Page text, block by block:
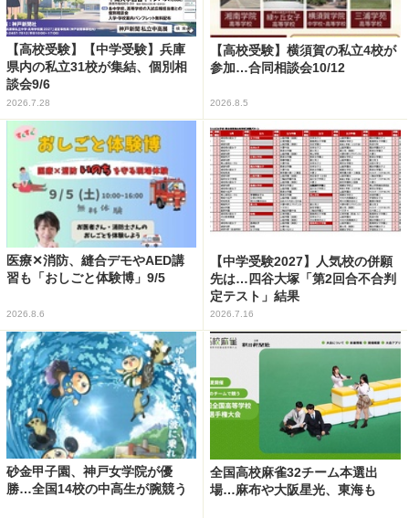
【高校受験】【中学受験】兵庫
県内の私立31校が集結、個別相
談会9/6
2026.7.28
【高校受験】横須賀の私立4校が
参加…合同相談会10/12
2026.8.5
医療✕消防、縫合デモやAED講
習も「おしごと体験博」9/5
2026.8.6
【中学受験2027】人気校の併願
先は…四谷大塚「第2回合不合判
定テスト」結果
2026.7.16
砂金甲子園、神戸女学院が優
勝…全国14校の中高生が腕競う
全国高校麻雀32チーム本選出
場…麻布や大阪星光、東海も